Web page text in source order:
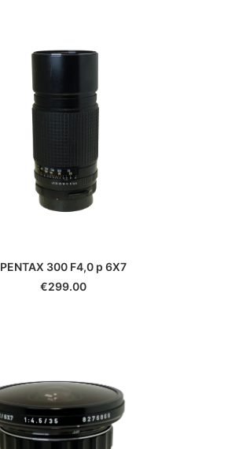
PENTAX 300 F4,0 p 6X7
€299.00